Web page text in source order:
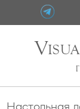
V
Настольная